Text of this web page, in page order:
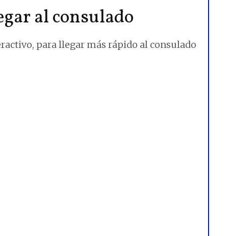
al consulado
para llegar más rápido al consulado